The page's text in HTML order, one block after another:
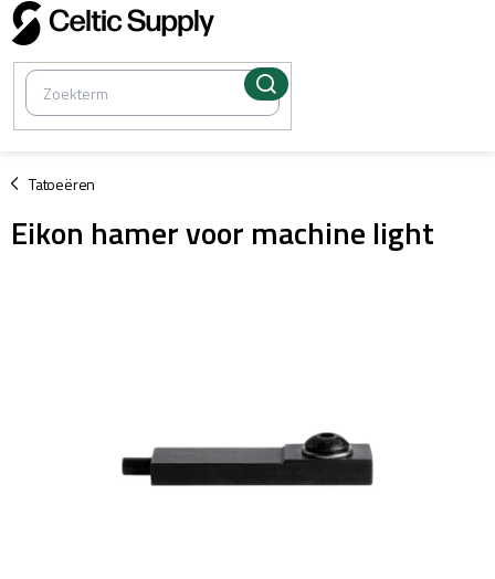
Overslaan
naar
inhoud
Tatoeëren
/
Eikon hamer voor machine light